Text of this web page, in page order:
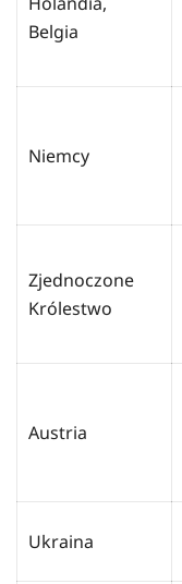
Belgia
Niemcy
Zjednoczone
Królestwo
Austria
Ukraina